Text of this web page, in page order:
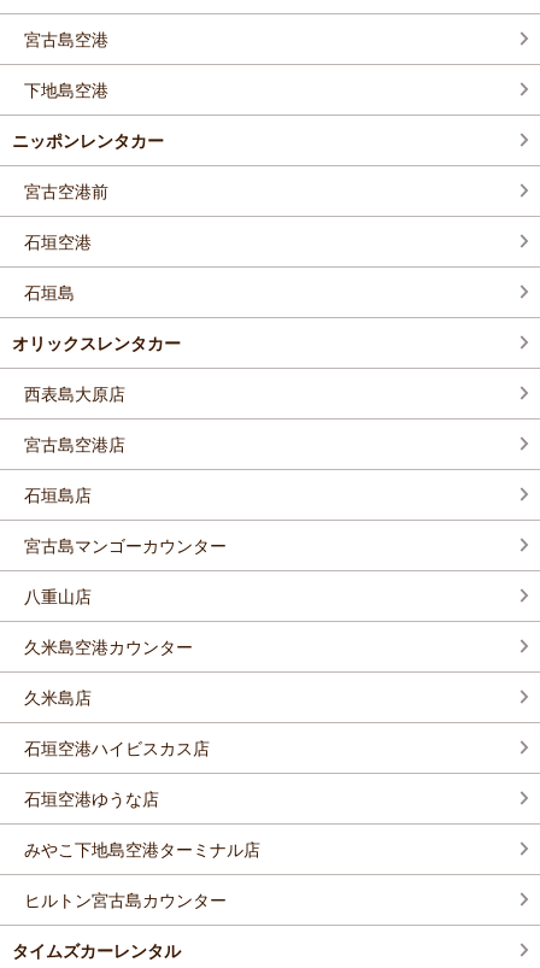
宮古島空港
下地島空港
ニッポンレンタカー
宮古空港前
石垣空港
石垣島
オリックスレンタカー
西表島大原店
宮古島空港店
石垣島店
宮古島マンゴーカウンター
八重山店
久米島空港カウンター
久米島店
石垣空港ハイビスカス店
石垣空港ゆうな店
みやこ下地島空港ターミナル店
ヒルトン宮古島カウンター
タイムズカーレンタル